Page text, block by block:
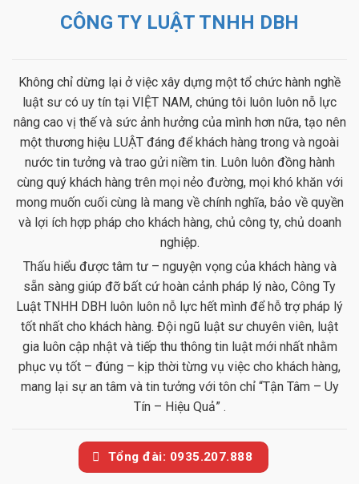
CÔNG TY LUẬT TNHH DBH
Không chỉ dừng lại ở việc xây dựng một tổ chức hành nghề
luật sư có uy tín tại VIỆT NAM, chúng tôi luôn luôn nỗ lực
nâng cao vị thế và sức ảnh hưởng của mình hơn nữa, tạo nên
một thương hiệu LUẬT đáng để khách hàng trong và ngoài
nước tin tưởng và trao gửi niềm tin. Luôn luôn đồng hành
cùng quý khách hàng trên mọi nẻo đường, mọi khó khăn với
mong muốn cuối cùng là mang về chính nghĩa, bảo về quyền
và lợi ích hợp pháp cho khách hàng, chủ công ty, chủ doanh
nghiệp.
Thấu hiểu được tâm tư – nguyện vọng của khách hàng và
sẵn sàng giúp đỡ bất cứ hoàn cảnh pháp lý nào, Công Ty
Luật TNHH DBH luôn luôn nỗ lực hết mình để hỗ trợ pháp lý
tốt nhất cho khách hàng. Đội ngũ luật sư chuyên viên, luật
gia luôn cập nhật và tiếp thu thông tin luật mới nhất nhằm
phục vụ tốt – đúng – kịp thời từng vụ việc cho khách hàng,
mang lại sự an tâm và tin tưởng với tôn chỉ “Tận Tâm – Uy
Tín – Hiệu Quả” .
Tổng đài: 0935.207.888